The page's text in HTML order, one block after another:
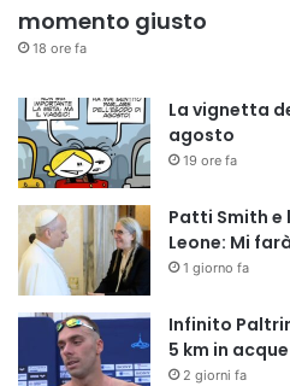
momento giusto
18 ore fa
La vignetta
agosto
19 ore fa
Patti Smith e
Leone: Mi
1 giorno fa
Infinito
5 km in
2 giorni fa